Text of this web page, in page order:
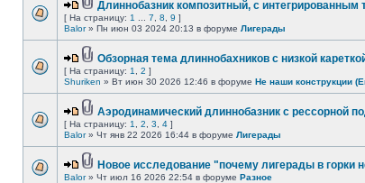
Длиннобазник композитный, с интегрированным
[ На страницу: 1 7 8 9 ]
Balor» Пн июн 03 2024 20:13 в форуме Лигерады
Обзорная тема длиннобахников с низкой
[ На страницу: 1 2 ]
Shuriken » Вт июн 30 2026 12:46 в форуме Не наши конструкции
Аэродинамический длиннобазник с рессорной
[ На страницу: 1 2 3 4 ]
Balor» Чт янв 22 2026 16:44 в форуме Лигерады
Новое исследование "почему лигерады в горки
Balor» Чт июл 16 2026 22:54 в форуме Разное